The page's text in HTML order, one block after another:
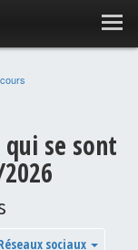
qui se sont
sociaux